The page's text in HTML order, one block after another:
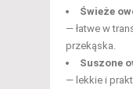
Świeże
— łatwe w
przekąska.
Suszone
— lekkie i